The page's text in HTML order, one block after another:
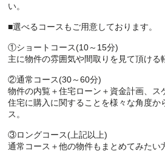
い。
■選べるコースもご用意しております。
①ショートコース(10～15分)
主に物件の雰囲気や間取りを見て頂ける
②通常コース(30～60分)
物件の内覧＋住宅ローン＋資金計画、ス
住宅に購入に関することを様々な角度か
ス。
③ロングコース(上記以上)
通常コース＋他の物件もまとめてみたい